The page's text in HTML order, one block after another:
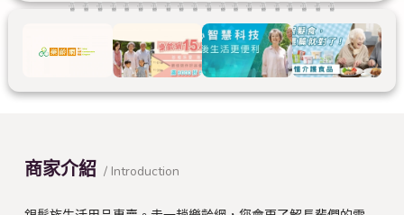
商家介紹 / Introduction